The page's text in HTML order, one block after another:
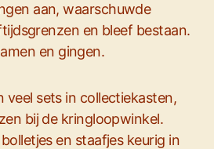
aan, waarschuwde
en bleef bestaan.
en gingen.
veel sets in collectiekasten,
bij de kringloopwinkel.
en staafjes keurig in